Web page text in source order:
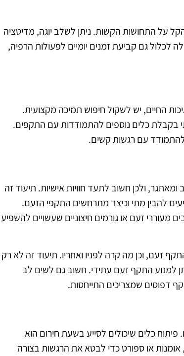
על התחושות הקשות. ניתן לשלב יוגה, מדיטציה
לכלול גם קביעת זמנים יומיים לפעולות הרפיה,
החיים, יש לשקול חיפוש תמיכה מקצועית.
בקבלת כלים נוספים להתמודדות עם התקפים.
עם רגשות קשים.
ולכן חשוב לתעד חוויות אישיות. תיעוד זה
להבין מתי וכיצד מתרחשים התקפי הזעם.
מעוררי זעם או גורמים חיצוניים שעשויים להשפיע
זעם, וכן מה קרה לפניו ואחריו. תיעוד זה לא רק
למנוע התקף זעם עתידי. חשוב גם לשים לב
דפוסים שמצריכים התייחסות.
כלים שיכולים לסייע בשעת חירום הוא
או ספורט כדי לבטא את הרגשות בצורה